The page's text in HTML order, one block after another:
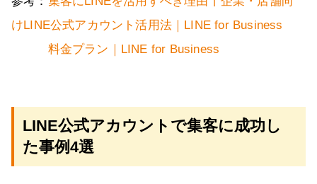
けLINE公式アカウント活用法｜LINE for Business
料金プラン｜LINE for Business
LINE公式アカウントで集客に成功し
た事例4選